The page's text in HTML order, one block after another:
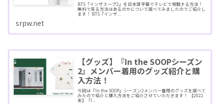
BTS『インザスープ2』を日本語字幕でテレビで視聴する方法！
無料で見る方法はあるのかについて調べてみましたのでご紹介し
ます！ BTS『インザ...
srpw.net
【グッズ】『In the SOOPシーズン
2』メンバー着用のグッズ紹介と購
入方法！
今回は『In the SOOP』シーズン2メンバー着用のグッズを調べて
みたので紹介と購入方法をご紹介させていただきます！ 【2022
年】『I...